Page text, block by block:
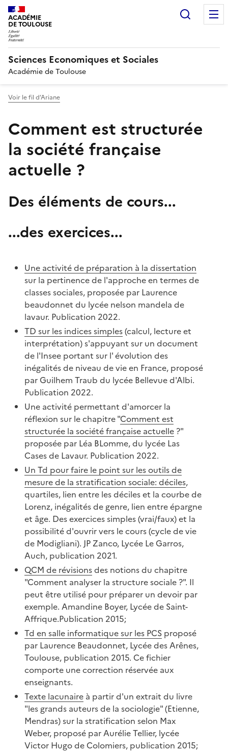
ACADÉMIE
DE TOULOUSE
Sciences Economiques et Sociales
Académie de Toulouse
Voir le fil d’Ariane
Comment est structurée
la société française
actuelle ?
Des éléments de cours...
...des exercices...
Une activité de préparation à la dissertation
sur la pertinence de l'approche en termes de
classes sociales, proposée par Laurence
beaudonnet du lycée nelson mandela de
lavaur. Publication 2022.
TD sur les indices simples(calcul, lecture et
interprétation) s'appuyant sur un document
de l'Insee portant sur l' évolution des
inégalités de niveau de vie en France, proposé
par Guilhem Traub du lycée Bellevue d'Albi.
Publication 2022.
Une activité permettant d'amorcer la
réflexion sur le chapitre "Comment est
structurée la société française actuelle ?"
proposée par Léa BLomme, du lycée Las
Cases de Lavaur. Publication 2022.
Un Td pour faire le point sur les outils de
mesure de la stratification sociale: déciles,
quartiles, lien entre les déciles et la courbe de
Lorenz, inégalités de genre, lien entre épargne
et âge. Des exercices simples (vrai/faux) et la
possibilité d'ouvrir vers le cours (cycle de vie
de Modigliani). JP Zanco, Lycée Le Garros,
Auch, publication 2021.
QCM de révisionsdes notions du chapitre
"Comment analyser la structure sociale ?". Il
peut être utilisé pour préparer un devoir par
exemple. Amandine Boyer, Lycée de Saint-
Affrique.Publication 2015;
Td en salle informatique sur les PCS proposé
par Laurence Beaudonnet, Lycée des Arênes,
Toulouse, publication 2015. Ce fichier
comporte une correction réservée aux
enseignants.
Texte lacunaire à partir d'un extrait du livre
"les grands auteurs de la sociologie" (Etienne,
Mendras) sur la stratification selon Max
Weber, proposé par Aurélie Tellier, lycée
Victor Hugo de Colomiers, publication 2015;